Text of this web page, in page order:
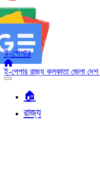
ই-পেপার
ই-পেপার রাজ্য কলকাতা জেলা দেশ
🏠︎
রাজ্য